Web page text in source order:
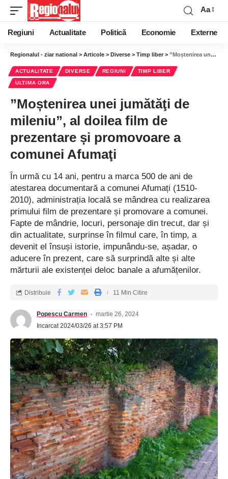
Aa
Regiuni Actualitate Politică Economie Externe
Regionalul - ziar national > Articole > Diverse > Timp liber > ”Moștenirea unei jumătăţi de mileniu”, al doilea film de prezentare și promovoare a comunei Afumaţi
ACTUALITATE DIVERSE REGIUNI TIMP LIBER
ULTIMA ORA
”Moștenirea unei jumătăţi de
mileniu”, al doilea film de
prezentare și promovoare a
comunei Afumaţi
În urmă cu 14 ani, pentru a marca 500 de ani de
atestarea documentară a comunei Afumați (1510-
2010), administrația locală se mândrea cu realizarea
primului film de prezentare și promovare a comunei.
Fapte de mândrie, locuri, personaje din trecut, dar și
din actualitate, surprinse în filmul care, în timp, a
devenit el însuși istorie, impunân­du-se, așadar, o
aducere în prezent, care să surprindă alte și alte
mărturii ale existenței deloc banale a afumățenilor.
Popescu Carmen
martie 26, 2024
Incarcat 2024/03/26 at 3:57 PM
Distribuie 11 Min Citire